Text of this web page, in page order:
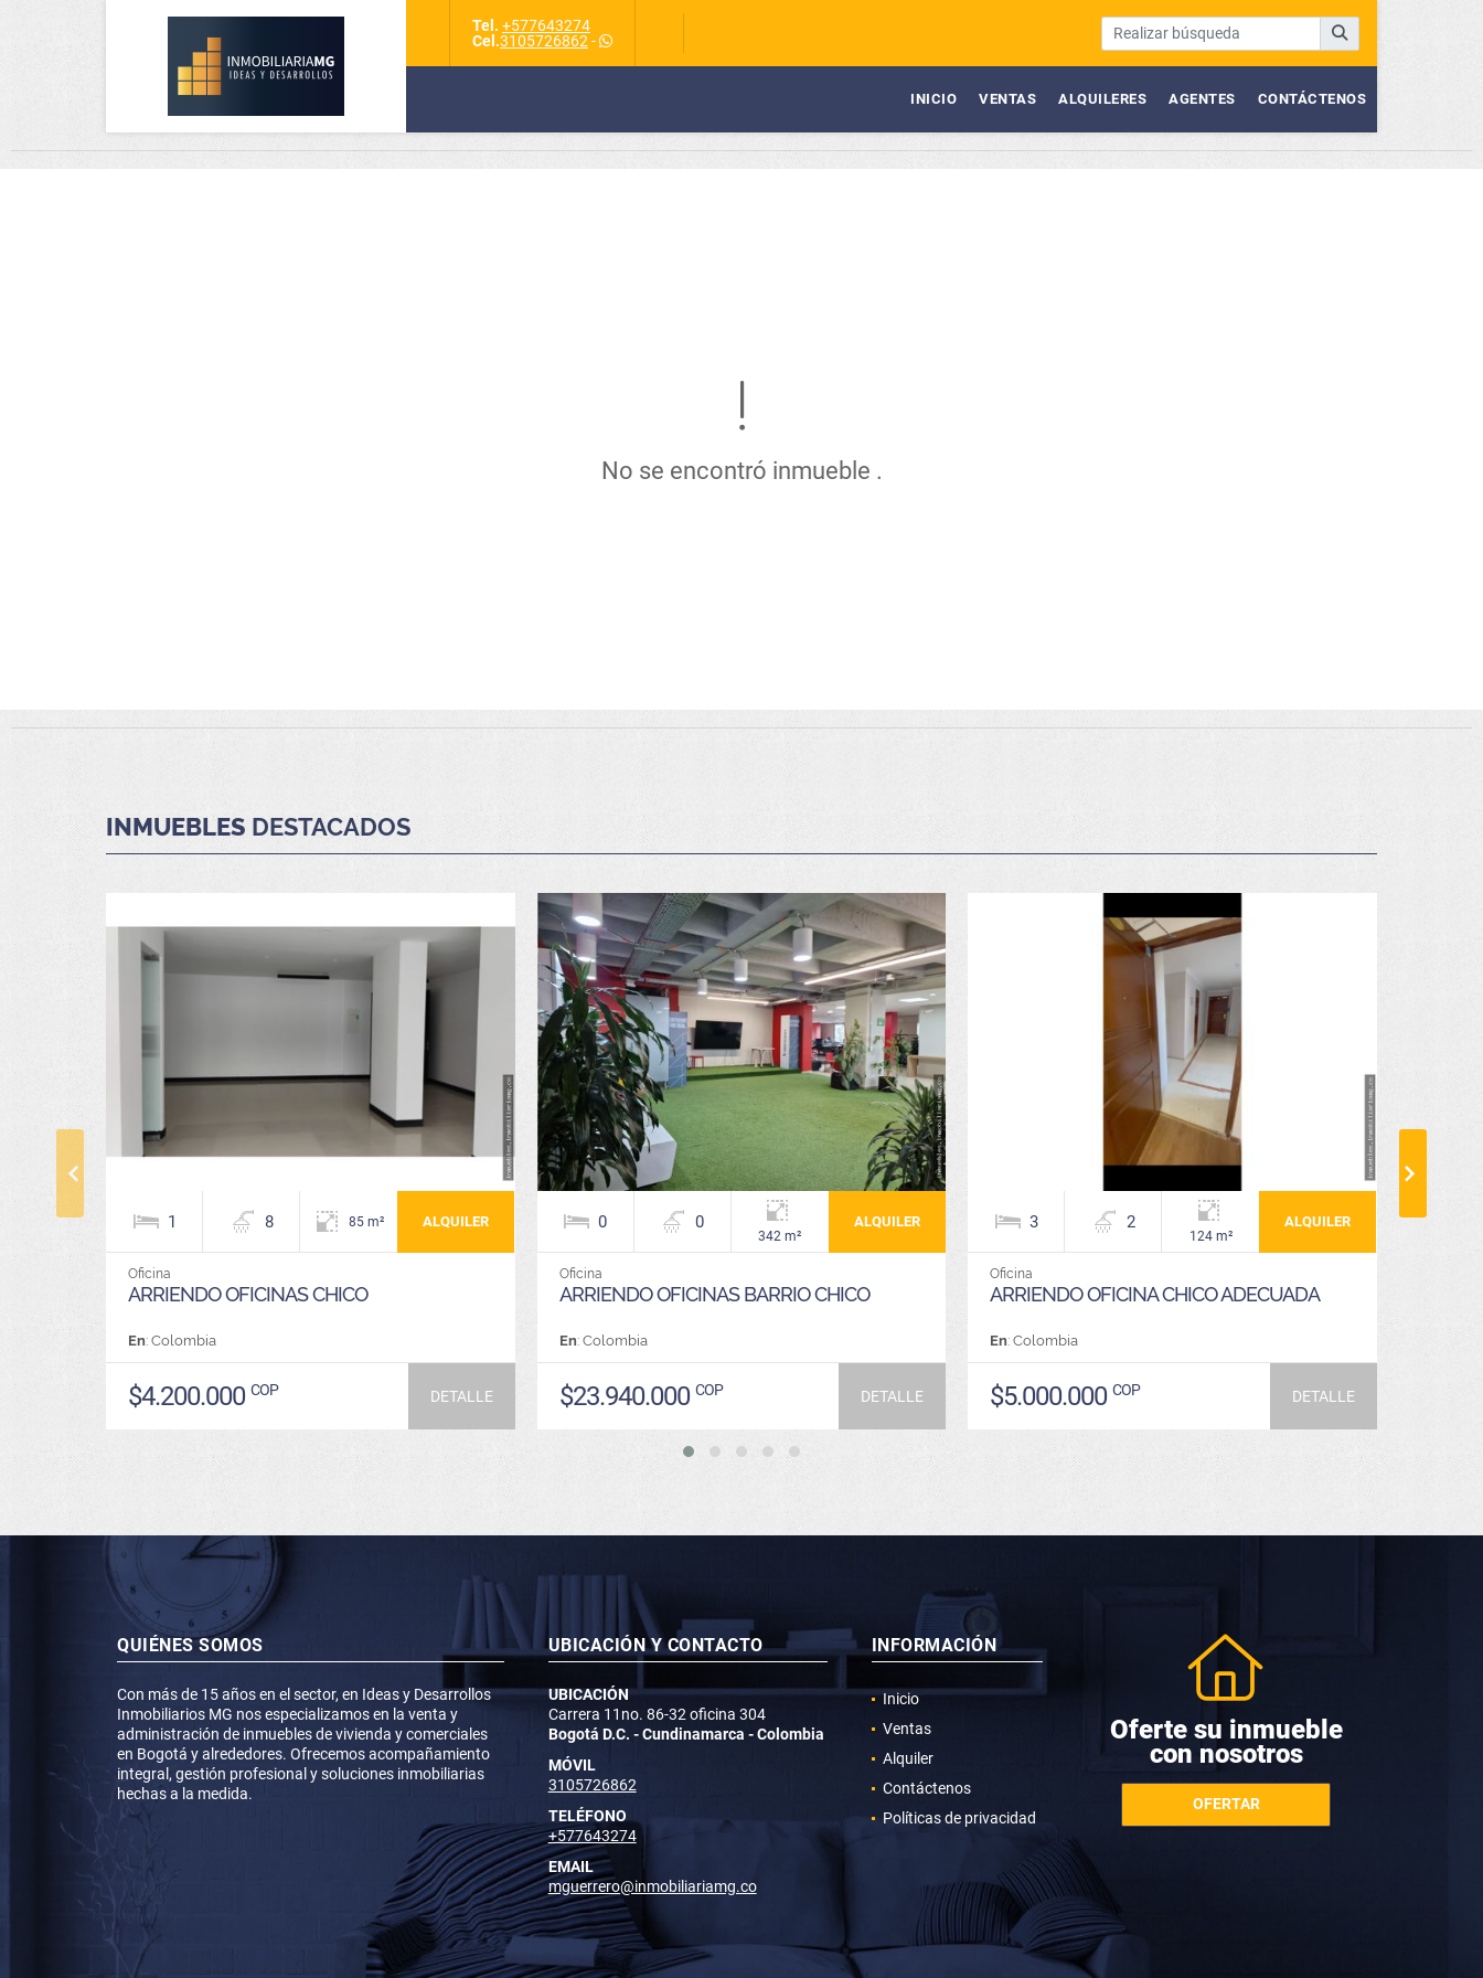
Tel. +577643274
Cel.3105726862 -
INICIO VENTAS ALQUILERES AGENTES CONTÁCTENOS
No se encontró inmueble .
INMUEBLES DESTACADOS
1 8 85 m² ALQUILER
Oficina
ARRIENDO OFICINAS CHICO
En: Colombia
$4.200.000 COP DETALLE
0 0
342 m²
ALQUILER
Oficina
ARRIENDO OFICINAS BARRIO CHICO
En: Colombia
$23.940.000 COP DETALLE
3 2
124 m²
ALQUILER
Oficina
ARRIENDO OFICINA CHICO ADECUADA
En: Colombia
$5.000.000COP DETALLE
QUIÉNES SOMOS
Con más de 15 años en el sector, en Ideas y Desarrollos
Inmobiliarios MG nos especializamos en la venta y
administración de inmuebles de vivienda y comerciales
en Bogotá y alrededores. Ofrecemos acompañamiento
integral, gestión profesional y soluciones inmobiliarias
hechas a la medida.
UBICACIÓN Y CONTACTO
UBICACIÓN
Carrera 11no. 86-32 oficina 304
Bogotá D.C. - Cundinamarca - Colombia
MÓVIL
3105726862
TELÉFONO
+577643274
EMAIL
mguerrero@inmobiliariamg.co
INFORMACIÓN
Inicio
Ventas
Alquiler
Contáctenos
Políticas de privacidad
Oferte su inmueble
con nosotros
OFERTAR